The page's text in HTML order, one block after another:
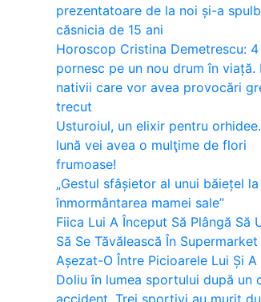
prezentatoare de la noi și-a
căsnicia de 15 ani
Horoscop Cristina Demetrescu:
pornesc pe un nou drum în viață.
nativii care vor avea provocări
trecut
Usturoiul, un elixir pentru
lună vei avea o mulţime de flori
frumoase!
„Gestul sfâșietor al unui băiețel la
înmormântarea mamei sale”
Fiica Lui A Început Să Plângă Să
Să Se Tăvălească În
Așezat-O Între Picioarele Lui Și A
Doliu în lumea sportului după un
accident. Trei sportivi au murit